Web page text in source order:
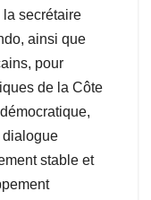
la secrétaire
ainsi que
pour
de la Côte
dialogue
stable et